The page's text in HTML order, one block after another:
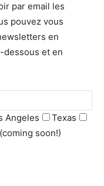
par email les
pouvez vous
en
dessous et en
Angeles
Texas
soon!)